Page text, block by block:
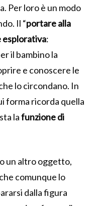
Per loro è un modo
Il “portare alla
esplorativa:
il bambino la
e conoscere le
lo circondano. In
forma ricorda quella
lafunzione di
un altro oggetto,
comunque lo
dalla figura